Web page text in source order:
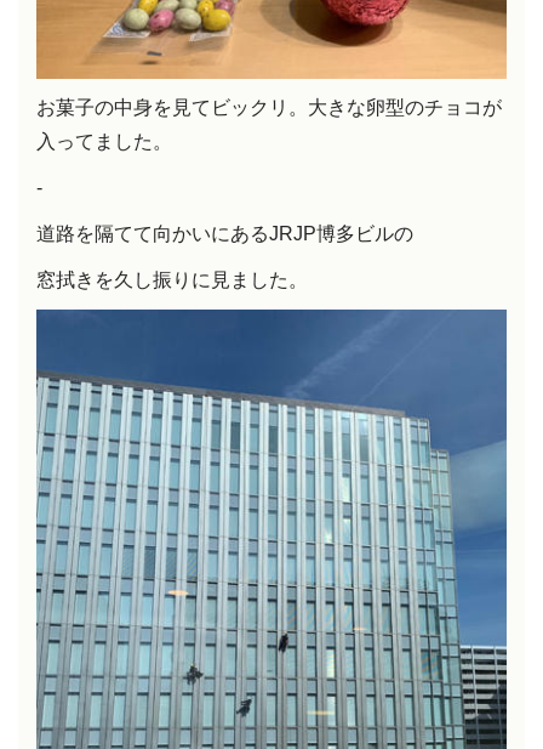
お菓子の中身を見てビックリ。大きな卵型のチョコが
入ってました。
-
道路を隔てて向かいにあるJRJP博多ビルの
窓拭きを久し振りに見ました。